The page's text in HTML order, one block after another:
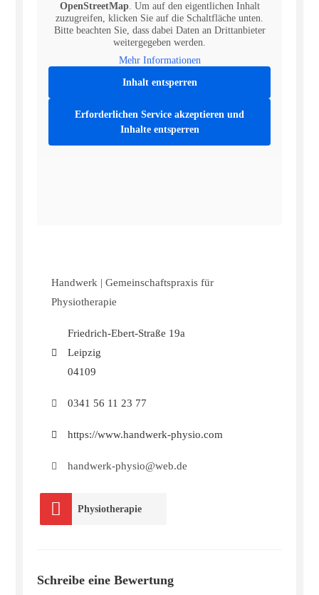
OpenStreetMap. Um auf den eigentlichen Inhalt
zuzugreifen, klicken Sie auf die Schaltfläche unten.
Bitte beachten Sie, dass dabei Daten an Drittanbieter
weitergegeben werden.
Mehr Informationen
Inhalt entsperren
Erforderlichen Service akzeptieren und
Inhalte entsperren
Handwerk | Gemeinschaftspraxis für
Physiotherapie
Friedrich-Ebert-Straße 19a
Leipzig
04109
0341 56 11 23 77
https://www.handwerk-physio.com
handwerk-physio@web.de
Physiotherapie
Schreibe eine Bewertung